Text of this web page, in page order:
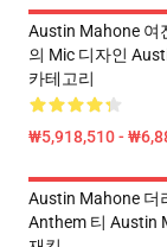
Austin Mahone 여
의 Mic 디자인
카테고리
₩5,918,510 -
Austin Mahone 더
Anthem 티 Austin